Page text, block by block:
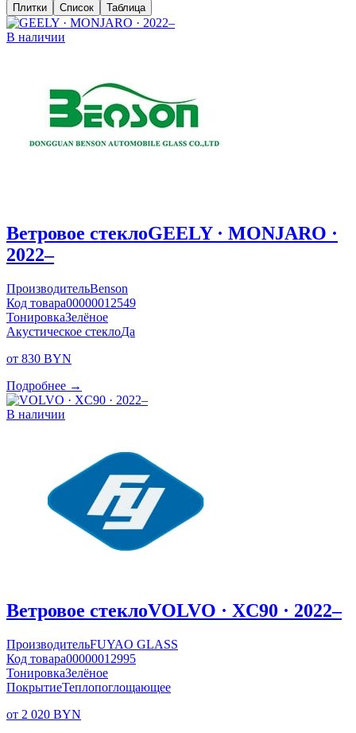
Плитки Список Таблица
В наличии
Ветровое стеклоGEELY · MONJARO ·
2022–
ПроизводительBenson
Код товара00000012549
ТонировкаЗелёное
Акустическое стеклоДа
от 830 BYN
Подробнее →
В наличии
Ветровое стеклоVOLVO · XC90 · 2022–
ПроизводительFUYAO GLASS
Код товара00000012995
ТонировкаЗелёное
ПокрытиеТеплопоглощающее
от 2 020 BYN